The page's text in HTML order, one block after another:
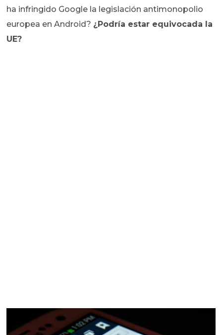
ha infringido Google la legislación antimonopolio
europea en Android? ¿Podría estar equivocada la
UE?